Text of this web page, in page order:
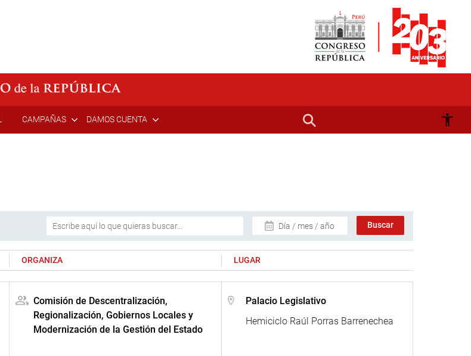
CAMPAÑAS DAMOS CUENTA
Día / mes / año
ORGANIZA LUGAR
Comisión de Descentralización,
Regionalización, Gobiernos Locales y
Modernización de la Gestión del Estado
Palacio Legislativo
Hemiciclo Raúl Porras Barrenechea